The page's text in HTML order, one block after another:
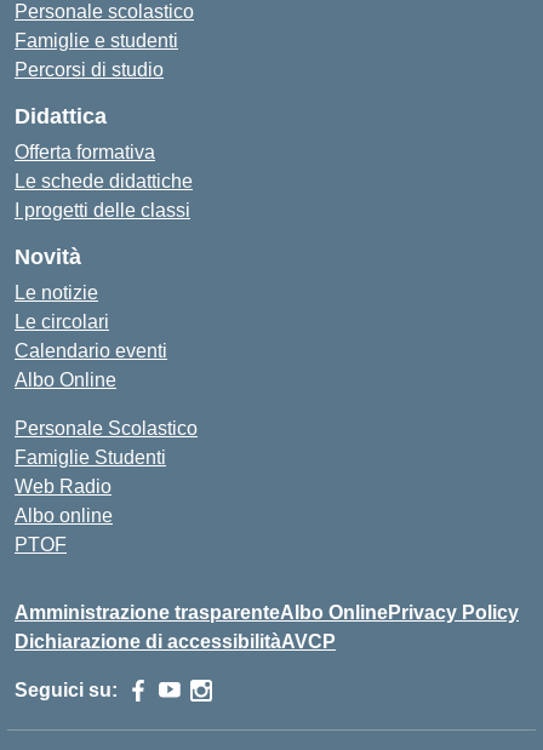
Personale scolastico
Famiglie e studenti
Percorsi di studio
Didattica
Offerta formativa
Le schede didattiche
I progetti delle classi
Novità
Le notizie
Le circolari
Calendario eventi
Albo Online
Personale Scolastico
Famiglie Studenti
Web Radio
Albo online
PTOF
Amministrazione trasparenteAlbo OnlinePrivacy Policy
Dichiarazione di accessibilitàAVCP
Seguici su: